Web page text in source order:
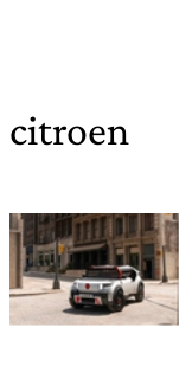
citroen